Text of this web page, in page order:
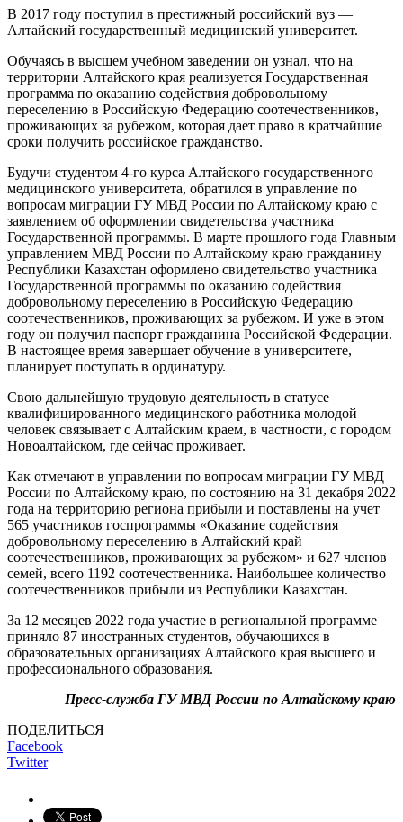
В 2017 году поступил в престижный российский вуз —
Алтайский государственный медицинский университет.
Обучаясь в высшем учебном заведении он узнал, что на
территории Алтайского края реализуется Государственная
программа по оказанию содействия добровольному
переселению в Российскую Федерацию соотечественников,
проживающих за рубежом, которая дает право в кратчайшие
сроки получить российское гражданство.
Будучи студентом 4-го курса Алтайского государственного
медицинского университета, обратился в управление по
вопросам миграции ГУ МВД России по Алтайскому краю с
заявлением об оформлении свидетельства участника
Государственной программы. В марте прошлого года Главным
управлением МВД России по Алтайскому краю гражданину
Республики Казахстан оформлено свидетельство участника
Государственной программы по оказанию содействия
добровольному переселению в Российскую Федерацию
соотечественников, проживающих за рубежом. И уже в этом
году он получил паспорт гражданина Российской Федерации.
В настоящее время завершает обучение в университете,
планирует поступать в ординатуру.
Свою дальнейшую трудовую деятельность в статусе
квалифицированного медицинского работника молодой
человек связывает с Алтайским краем, в частности, с городом
Новоалтайском, где сейчас проживает.
Как отмечают в управлении по вопросам миграции ГУ МВД
России по Алтайскому краю, по состоянию на 31 декабря 2022
года на территорию региона прибыли и поставлены на учет
565 участников госпрограммы «Оказание содействия
добровольному переселению в Алтайский край
соотечественников, проживающих за рубежом» и 627 членов
семей, всего 1192 соотечественника. Наибольшее количество
соотечественников прибыли из Республики Казахстан.
За 12 месяцев 2022 года участие в региональной программе
приняло 87 иностранных студентов, обучающихся в
образовательных организациях Алтайского края высшего и
профессионального образования.
Пресс-служба ГУ МВД России по Алтайскому краю
ПОДЕЛИТЬСЯ
Facebook
Twitter